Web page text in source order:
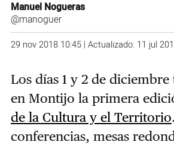
Manuel Nogueras
@manoguer
29 nov 2018 10:45 | Actualizado: 11 jul
Los días 1 y 2 de
en Montijo la primera
de la Cultura y el Territorio
conferencias, mesas